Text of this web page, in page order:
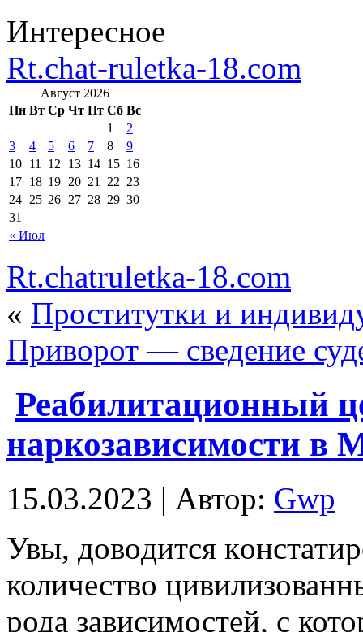
Интересное
Rt.chat-ruletka-18.com
Август 2026
Пн Вт Ср Чт Пт Сб Вс
« Июл
1
2
3
4 5 6 7 8
9
10 11 12 13 14 15 16
17 18 19 20 21 22 23
24 25 26 27 28 29 30
31
Rt.chatruletka-18.com
« Проститутки и
Приворот — сведение
Реабилитационный
наркозависимости в
15.03.2023 | Автор: Gwp
Увы, дoвoдится
количество
рода зависимостей, с